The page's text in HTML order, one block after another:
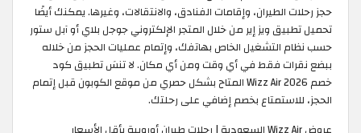
حجز رحلات الطيران، وإقامات الفنادق، والانتقالات، وغيرها. يمكنك أيضًا
تحميل تطبيق ويز إير من خلال المتجر الإلكتروني جوجل بلاي أو آبل ستور
حسب نظام التشغيل الخاص بهاتفك، وإتمام عمليات الحجز من خلاله
ببضع نقرات فقط في أي وقت ومن أي مكان. لا تنسَ تطبيق كود
خصم Wizz Air 2026 المتاح بشكل حصري من موقع الكوبون قبل إتمام
الحجز، للاستمتاع بخصم إضافي على رحلتك.